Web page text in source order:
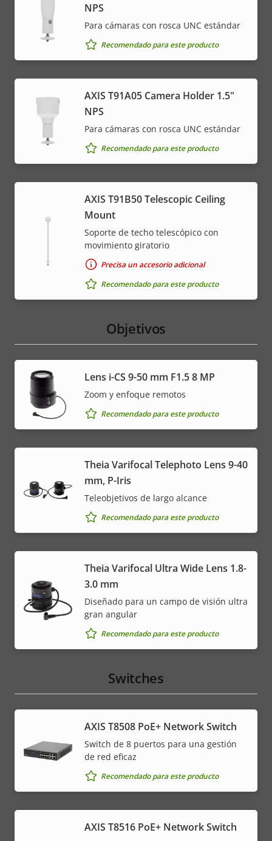
NPS
Para cámaras con rosca UNC estándar
Recomendado para este producto
AXIS T91A05 Camera Holder 1.5"
NPS
Para cámaras con rosca UNC estándar
Recomendado para este producto
AXIS T91B50 Telescopic Ceiling
Mount
Soporte de techo telescópico con
movimiento giratorio
Precisa un accesorio adicional
Recomendado para este producto
Objetivos
Lens i-CS 9-50 mm F1.5 8 MP
Zoom y enfoque remotos
Recomendado para este producto
Theia Varifocal Telephoto Lens 9-40
mm, P-Iris
Teleobjetivos de largo alcance
Recomendado para este producto
Theia Varifocal Ultra Wide Lens 1.8-
3.0 mm
Diseñado para un campo de visión ultra
gran angular
Recomendado para este producto
Switches
AXIS T8508 PoE+ Network Switch
Switch de 8 puertos para una gestión
de red eficaz
Recomendado para este producto
AXIS T8516 PoE+ Network Switch